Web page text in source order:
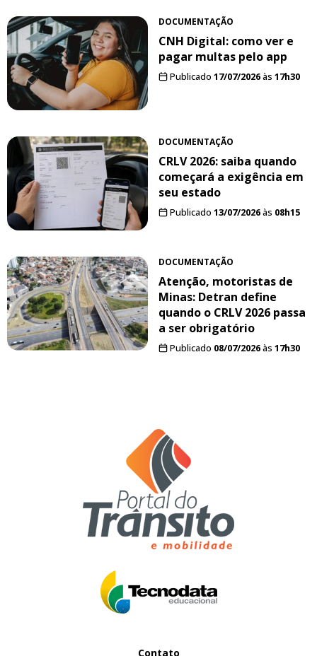
DOCUMENTAÇÃO
CNH Digital: como ver e
pagar multas pelo app
Publicado 17/07/2026às 17h30
DOCUMENTAÇÃO
CRLV 2026: saiba quando
começará a exigência em
seu estado
Publicado 13/07/2026às 08h15
DOCUMENTAÇÃO
Atenção, motoristas de
Minas: Detran define
quando o CRLV 2026 passa
a ser obrigatório
Publicado 08/07/2026às 17h30
Contato